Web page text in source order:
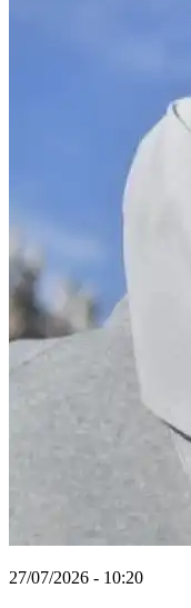
27/07/2026 - 10:20